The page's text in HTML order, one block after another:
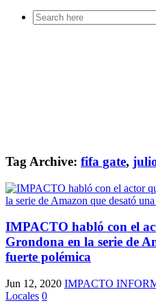
Search
for:
Tag Archive: fifa gate,
IMPACTO habló con el
Grondona en la serie de
fuerte polémica
Jun 12, 2020 IMPACTO
Locales 0